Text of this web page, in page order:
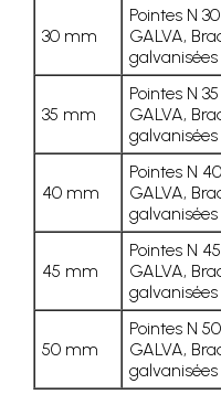
30 mm
Pointes N
GALVA,
galvanisées
35 mm
Pointes N
GALVA,
galvanisées
40 mm
Pointes N
GALVA,
galvanisées
45 mm
Pointes N
GALVA,
galvanisées
50 mm
Pointes N
GALVA,
galvanisées